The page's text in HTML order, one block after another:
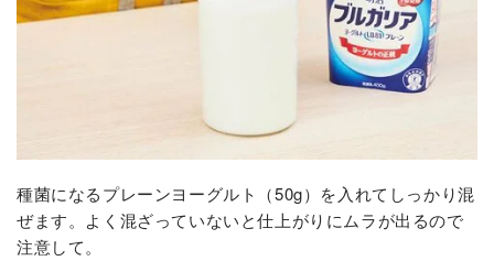
種菌になるプレーンヨーグルト（50g）を入れてしっかり混
ぜます。よく混ざっていないと仕上がりにムラが出るので
注意して。